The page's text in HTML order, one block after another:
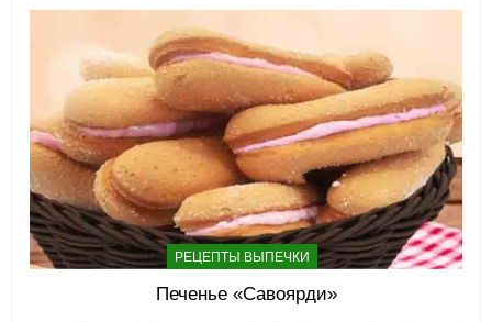
РЕЦЕПТЫ ВЫПЕЧКИ
Печенье «Савоярди»